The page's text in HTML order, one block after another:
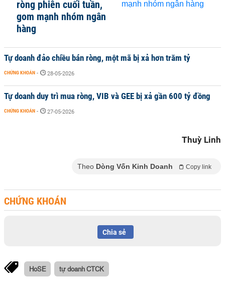
ròng phiên cuối tuần,
gom mạnh nhóm ngân
hàng
Tự doanh đảo chiều bán ròng, một mã bị xả hơn trăm tỷ
CHỨNG KHOÁN - 28-05-2026
Tự doanh duy trì mua ròng, VIB và GEE bị xả gần 600 tỷ đồng
CHỨNG KHOÁN - 27-05-2026
Thuỳ Linh
Theo Dòng Vốn Kinh Doanh Copy link
CHỨNG KHOÁN
Chia sẻ
HoSE tự doanh CTCK